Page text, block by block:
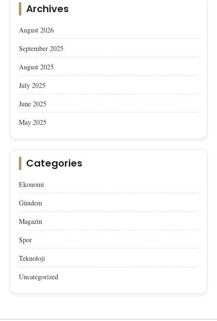
Archives
August 2026
September 2025
August 2025
July 2025
June 2025
May 2025
Categories
Ekonomi
Gündem
Magazin
Spor
Teknoloji
Uncategorized